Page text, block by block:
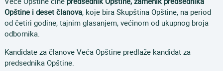
Opštine i deset članova, koje bira Skupština Opštine, na period
od četiri godine, tajnim glasanjem, većinom od ukupnog broja
odbornika.
Kandidate za članove Veća Opštine predlaže kandidat za
predsednika Opštine.